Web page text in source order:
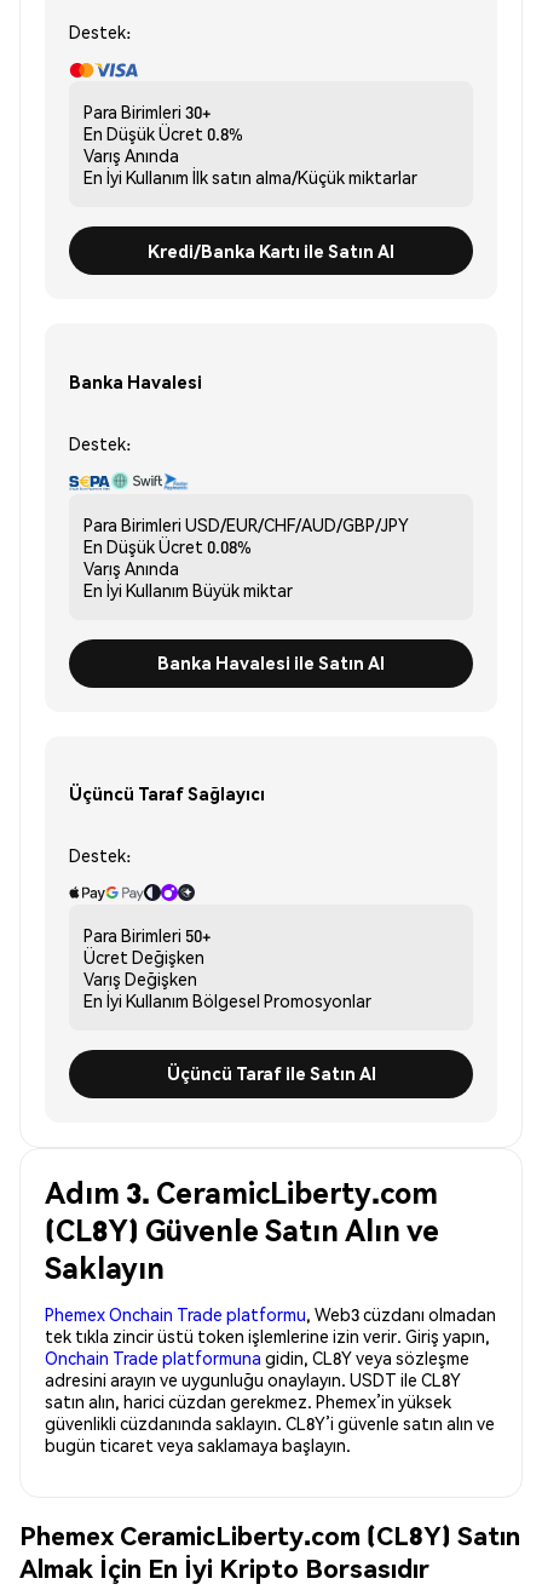
Destek:
Para Birimleri 30+
En Düşük Ücret 0.8%
Varış Anında
En İyi Kullanım İlk satın alma/Küçük miktarlar
Kredi/Banka Kartı ile Satın Al
Banka Havalesi
Destek:
Para Birimleri USD/EUR/CHF/AUD/GBP/JPY
En Düşük Ücret 0.08%
Varış Anında
En İyi Kullanım Büyük miktar
Banka Havalesi ile Satın Al
Üçüncü Taraf Sağlayıcı
Destek:
Para Birimleri 50+
Ücret Değişken
Varış Değişken
En İyi Kullanım Bölgesel Promosyonlar
Üçüncü Taraf ile Satın Al
Adım 3. CeramicLiberty.com
(CL8Y) Güvenle Satın Alın ve
Saklayın
Phemex Onchain Trade platformu, Web3 cüzdanı olmadan
tek tıkla zincir üstü token işlemlerine izin verir. Giriş yapın,
Onchain Trade platformuna gidin, CL8Y veya sözleşme
adresini arayın ve uygunluğu onaylayın. USDT ile CL8Y
satın alın, harici cüzdan gerekmez. Phemex’in yüksek
güvenlikli cüzdanında saklayın. CL8Y’i güvenle satın alın ve
bugün ticaret veya saklamaya başlayın.
Phemex CeramicLiberty.com (CL8Y) Satın
Almak İçin En İyi Kripto Borsasıdır